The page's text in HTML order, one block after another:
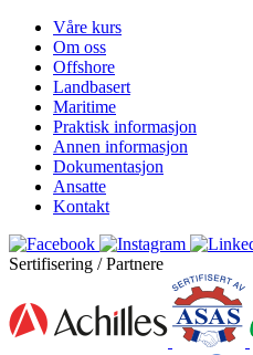
Våre kurs
Om oss
Offshore
Landbasert
Maritime
Praktisk informasjon
Annen informasjon
Dokumentasjon
Ansatte
Kontakt
Sertifisering / Partnere